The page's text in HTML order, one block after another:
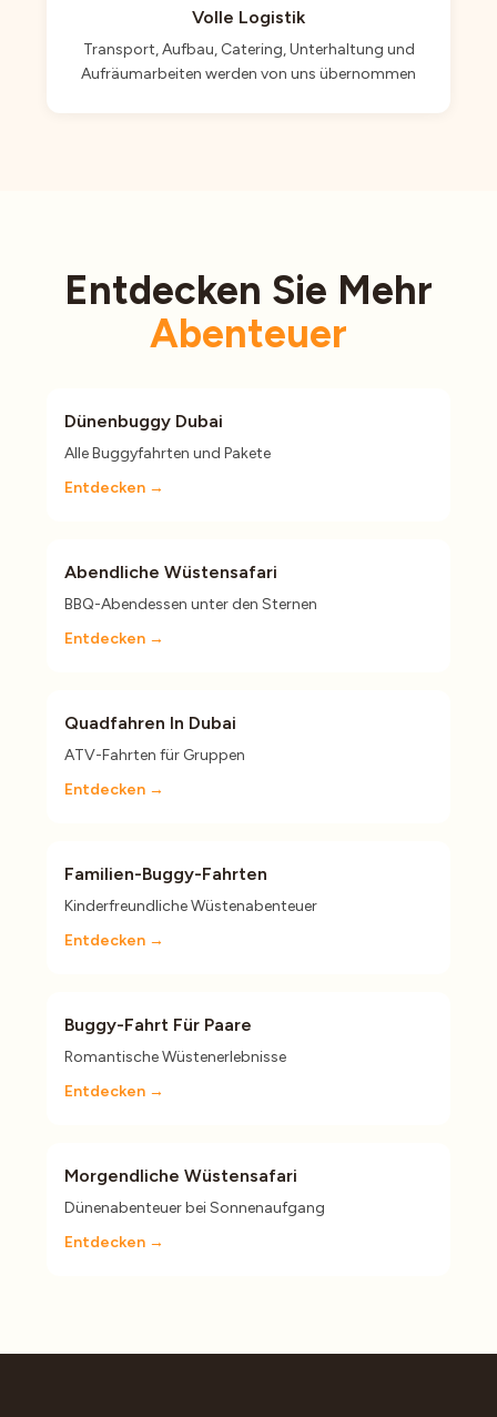
Volle Logistik
Transport, Aufbau, Catering, Unterhaltung und
Aufräumarbeiten werden von uns übernommen
Entdecken Sie Mehr
Abenteuer
Dünenbuggy Dubai
Alle Buggyfahrten und Pakete
Entdecken →
Abendliche Wüstensafari
BBQ-Abendessen unter den Sternen
Entdecken →
Quadfahren In Dubai
ATV-Fahrten für Gruppen
Entdecken →
Familien-Buggy-Fahrten
Kinderfreundliche Wüstenabenteuer
Entdecken →
Buggy-Fahrt Für Paare
Romantische Wüstenerlebnisse
Entdecken →
Morgendliche Wüstensafari
Dünenabenteuer bei Sonnenaufgang
Entdecken →